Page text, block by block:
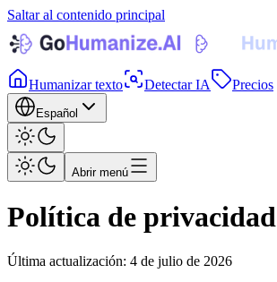
Saltar al contenido principal
Humanizar texto Detectar IA Precios
Español
Abrir menú
Política de privacidad
Última actualización: 4 de julio de 2026